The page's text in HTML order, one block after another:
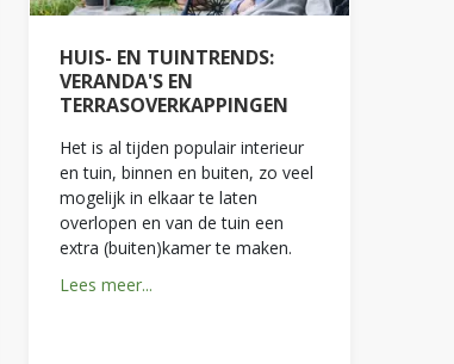
HUIS- EN TUINTRENDS:
VERANDA'S EN
TERRASOVERKAPPINGEN
Het is al tijden populair interieur
en tuin, binnen en buiten, zo veel
mogelijk in elkaar te laten
overlopen en van de tuin een
extra (buiten)kamer te maken.
Lees meer...